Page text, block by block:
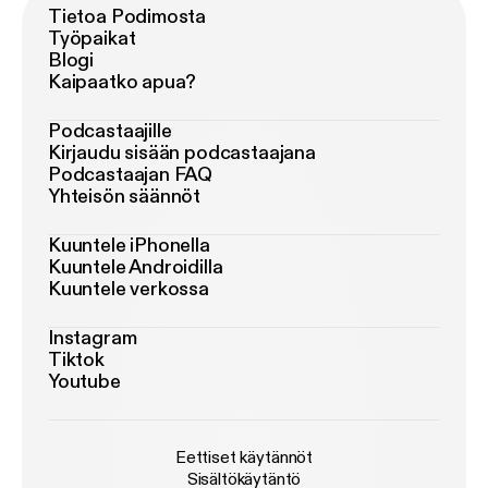
Tietoa Podimosta
Työpaikat
Blogi
Kaipaatko apua?
Podcastaajille
Kirjaudu sisään podcastaajana
Podcastaajan FAQ
Yhteisön säännöt
Kuuntele iPhonella
Kuuntele Androidilla
Kuuntele verkossa
Instagram
Tiktok
Youtube
Eettiset käytännöt
Sisältökäytäntö